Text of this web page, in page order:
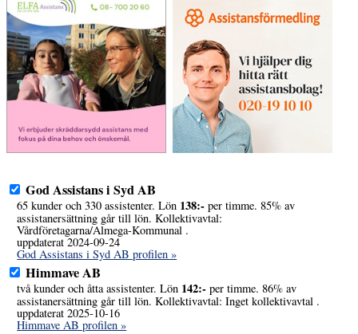
God Assistans i Syd AB
65 kunder och 330 assistenter. Lön 138:- per timme. 85% av
assistanersättning går till lön. Kollektivavtal:
Vårdföretagarna/Almega-Kommunal .
uppdaterat 2024-09-24
God Assistans i Syd AB profilen »
Himmave AB
två kunder och åtta assistenter. Lön 142:- per timme. 86% av
assistanersättning går till lön. Kollektivavtal: Inget kollektivavtal .
uppdaterat 2025-10-16
Himmave AB profilen »